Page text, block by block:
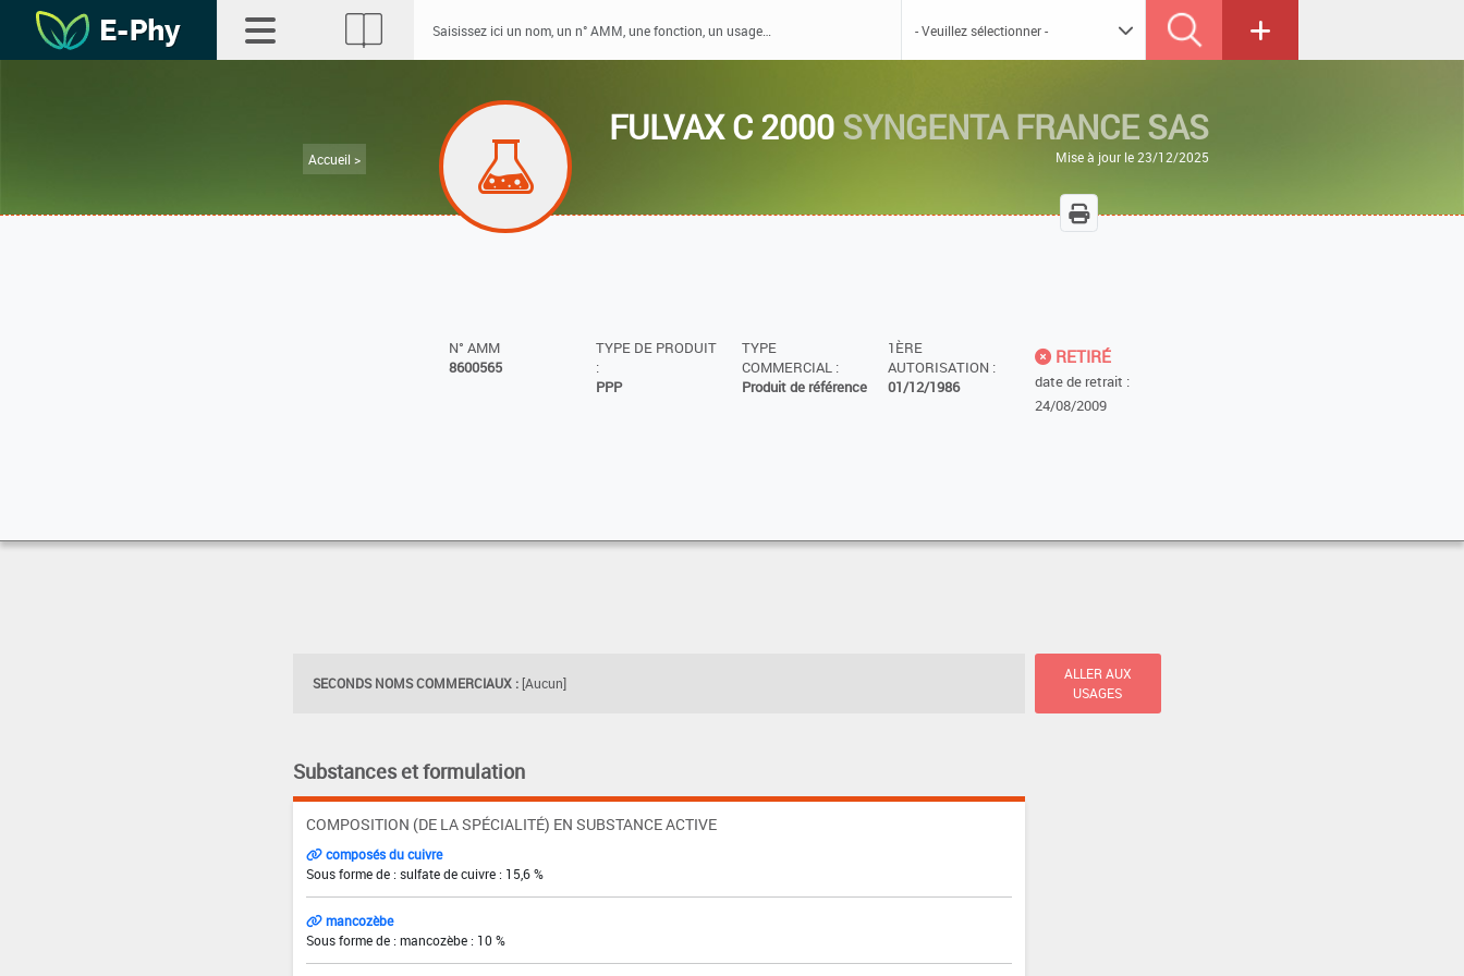
Accueil >
FULVAX C 2000SYNGENTA FRANCE SAS
Mise à jour le 23/12/2025
N° AMM
8600565
TYPE DE PRODUIT
:
PPP
TYPE
COMMERCIAL :
Produit de référence
1ÈRE
AUTORISATION :
01/12/1986
RETIRÉ
date de retrait :
24/08/2009
SECONDS NOMS COMMERCIAUX : [Aucun]
ALLER AUX
USAGES
Substances et formulation
COMPOSITION (DE LA SPÉCIALITÉ) EN SUBSTANCE ACTIVE
composés du cuivre
Sous forme de : sulfate de cuivre : 15,6 %
mancozèbe
Sous forme de : mancozèbe : 10 %